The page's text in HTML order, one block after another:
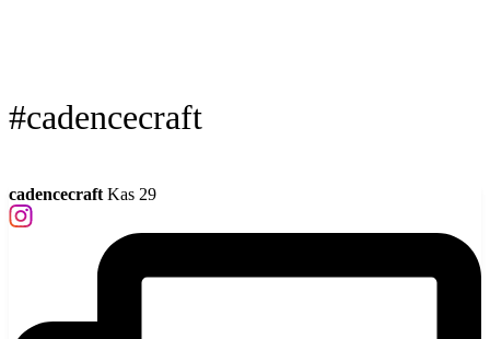
#cadencecraft
cadencecraft Kas 29